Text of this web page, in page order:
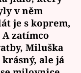
v něm
je s koprem,
zatímco
Miluška
ale já